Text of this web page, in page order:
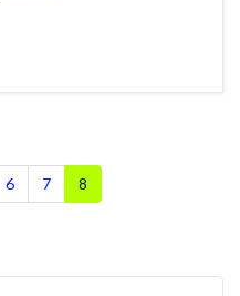
6 7 8